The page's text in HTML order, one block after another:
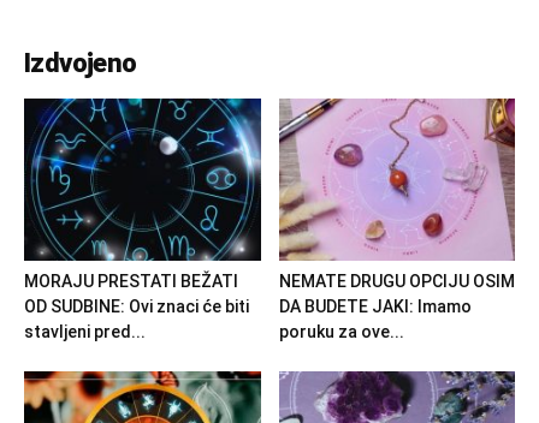
Izdvojeno
MORAJU PRESTATI BEŽATI
OD SUDBINE: Ovi znaci će biti
stavljeni pred...
NEMATE DRUGU OPCIJU OSIM
DA BUDETE JAKI: Imamo
poruku za ove...